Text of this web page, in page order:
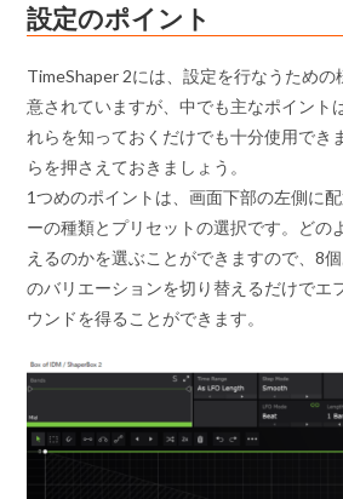
設定のポイント
TimeShaper 2には、設定を行なうための
意されていますが、中でも主なポイント
れらを知っておくだけでも十分使用でき
らを押さえておきましょう。
1つめのポイントは、画面下部の左側に
ーの種類とプリセットの選択です。どの
えるのかを選ぶことができますので、8
のバリエーションを切り替えるだけでエ
ウンドを得ることができます。